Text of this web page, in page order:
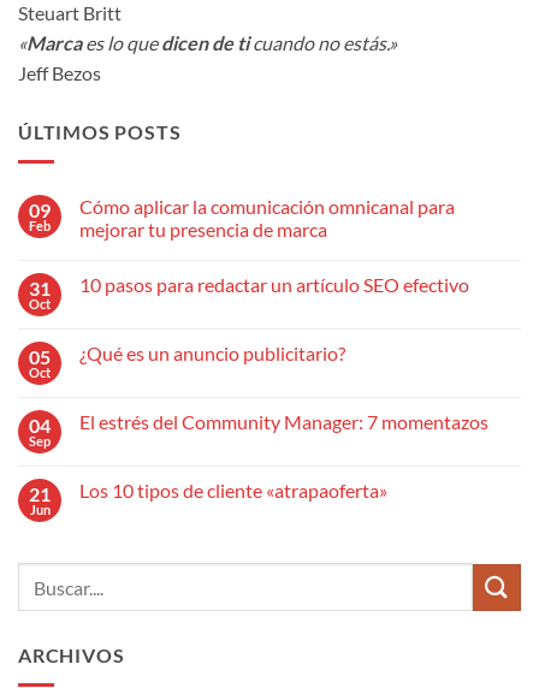
Steuart Britt
«Marcaes lo quedicen de ticuando no estás.»
Jeff Bezos
ÚLTIMOS POSTS
09
Feb
Cómo aplicar la comunicación omnicanal para
mejorar tu presencia de marca
comentarios
comunicación
tu
31
Oct
10 pasos para redactar un artículo SEO efectivo
en
redactar
un
05
Oct
¿Qué es un anuncio publicitario?
en
anuncio
publicitario?
04
Sep
El estrés del Community Manager: 7 momentazos
en
7
21
Jun
Los 10 tipos de cliente «atrapaoferta»
en
10
tipos
«atrapaoferta»
ARCHIVOS